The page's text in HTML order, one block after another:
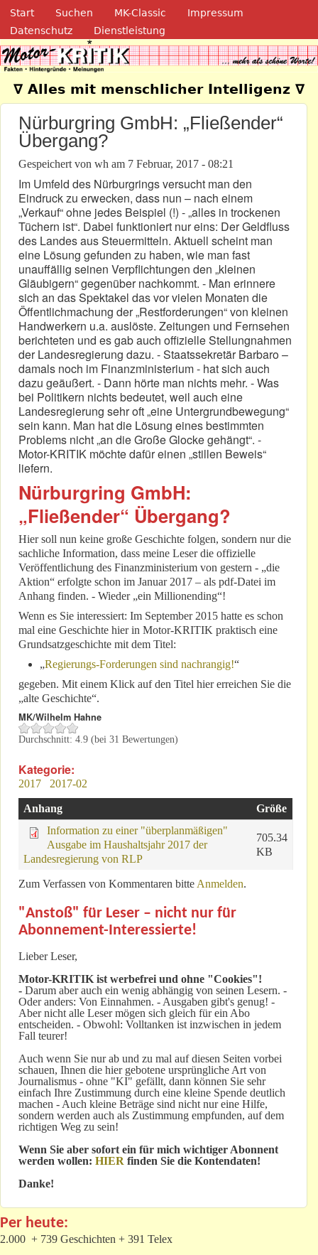
Direkt zum Inhalt
Navigation
Start Suchen MK-Classic
Impressum
Datenschutz
Dienstleistung
Motor-Kritik.de
∇ Alles mit menschlicher Intelligenz ∇
Nürburgring GmbH: „Fließender“
Übergang?
Gespeichert von wh am 7 Februar, 2017 - 08:21
Im Umfeld des Nürburgrings versucht man den
Eindruck zu erwecken, dass nun – nach einem
„Verkauf“ ohne jedes Beispiel (!) - „alles in trockenen
Tüchern ist“. Dabei funktioniert nur eins: Der Geldfluss
des Landes aus Steuermitteln. Aktuell scheint man
eine Lösung gefunden zu haben, wie man fast
unauffällig seinen Verpflichtungen den „kleinen
Gläubigern“ gegenüber nachkommt. - Man erinnere
sich an das Spektakel das vor vielen Monaten die
Öffentlichmachung der „Restforderungen“ von kleinen
Handwerkern u.a. auslöste. Zeitungen und Fernsehen
berichteten und es gab auch offizielle Stellungnahmen
der Landesregierung dazu. - Staatssekretär Barbaro –
damals noch im Finanzministerium - hat sich auch
dazu geäußert. - Dann hörte man nichts mehr. - Was
bei Politikern nichts bedeutet, weil auch eine
Landesregierung sehr oft „eine Untergrundbewegung“
sein kann. Man hat die Lösung eines bestimmten
Problems nicht „an die Große Glocke gehängt“. -
Motor-KRITIK möchte dafür einen „stillen Beweis“
liefern.
Nürburgring GmbH:
„Fließender“ Übergang?
Hier soll nun keine große Geschichte folgen, sondern nur die
sachliche Information, dass meine Leser die offizielle
Veröffentlichung des Finanzministerium von gestern - „die
Aktion“ erfolgte schon im Januar 2017 – als pdf-Datei im
Anhang finden. - Wieder „ein Millionending“!
Wenn es Sie interessiert: Im September 2015 hatte es schon
mal eine Geschichte hier in Motor-KRITIK praktisch eine
Grundsatzgeschichte mit dem Titel:
„Regierungs-Forderungen sind nachrangig!“
gegeben. Mit einem Klick auf den Titel hier erreichen Sie die
„alte Geschichte“.
MK/Wilhelm Hahne
Durchschnitt: 4.9 (bei 31 Bewertungen)
Kategorie:
2017 2017-02
Anhang
Größe
Information zu einer "überplanmäßigen"
Ausgabe im Haushaltsjahr 2017 der
Landesregierung von RLP
705.34
KB
Zum Verfassen von Kommentaren bitte Anmelden.
"Anstoß" für Leser – nicht nur für
Abonnement-Interessierte!
Lieber Leser,
Motor-KRITIK ist werbefrei und ohne "Cookies"!
- Darum aber auch ein wenig abhängig von seinen Lesern. -
Oder anders: Von Einnahmen. - Ausgaben gibt's genug! -
Aber nicht alle Leser mögen sich gleich für ein Abo
entscheiden. - Obwohl: Volltanken ist inzwischen in jedem
Fall teurer!
Auch wenn Sie nur ab und zu mal auf diesen Seiten vorbei
schauen, Ihnen die hier gebotene ursprüngliche Art von
Journalismus - ohne "KI" gefällt, dann können Sie sehr
einfach Ihre Zustimmung durch eine kleine Spende deutlich
machen - Auch kleine Beträge sind nicht nur eine Hilfe,
sondern werden auch als Zustimmung empfunden, auf dem
richtigen Weg zu sein!
Wenn Sie aber sofort ein für mich wichtiger Abonnent
werden wollen: HIER finden Sie die Kontendaten!
Danke!
Per heute:
2.000 + 739 Geschichten + 391 Telex